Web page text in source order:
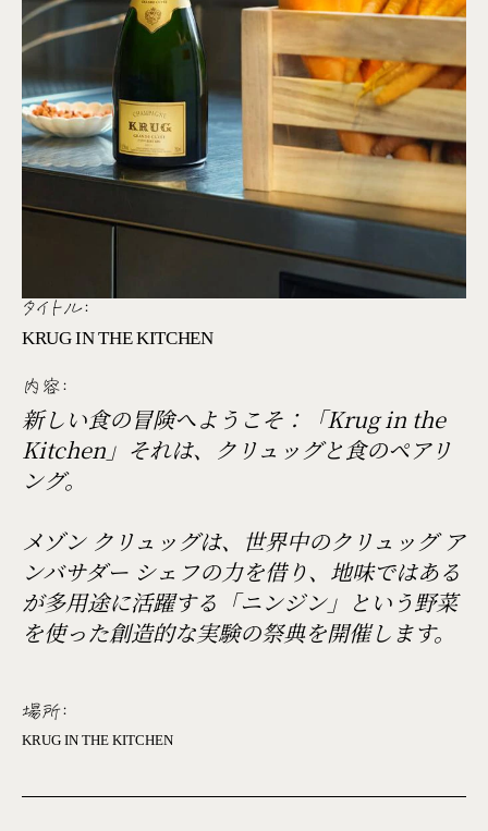
タイトル:
KRUG IN THE KITCHEN
内容:
新しい食の冒険へようこそ：「Krug in the
Kitchen」それは、クリュッグと食のペアリ
ング。
メゾン クリュッグは、世界中のクリュッグ ア
ンバサダー シェフの力を借り、地味ではある
が多用途に活躍する「ニンジン」という野菜
を使った創造的な実験の祭典を開催します。
場所:
KRUG IN THE KITCHEN